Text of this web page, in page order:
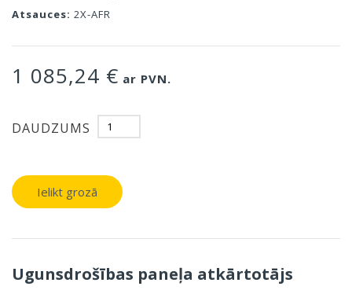
Atsauces: 2X-AFR
1 085,24 € ar PVN.
DAUDZUMS
Ielikt grozā
Ugunsdrošības paneļa atkārtotājs